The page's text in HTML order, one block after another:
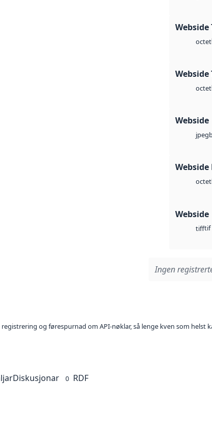
Webside
octet
Webside
octet
Webside
jpeg
Webside
octet
Webside
tifftif
Ingen
og førespurnad om API-nøklar, så lenge kven som helst
Diskusjonar 0 RDF